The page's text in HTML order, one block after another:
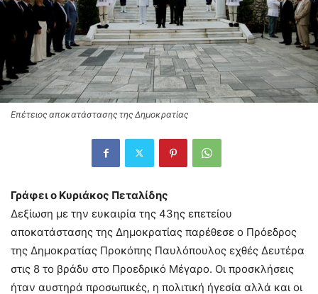
Επέτειος αποκατάστασης της Δημοκρατίας
Γράφει ο Κυριάκος Πεταλίδης
Δεξίωση με την ευκαιρία της 43ης επετείου
αποκατάστασης της Δημοκρατίας παρέθεσε ο Πρόεδρος
της Δημοκρατίας Προκόπης Παυλόπουλος εχθές Δευτέρα
στις 8 το βράδυ στο Προεδρικό Μέγαρο. Οι προσκλήσεις
ήταν αυστηρά προσωπικές, η πολιτική ήγεσία αλλά και οι